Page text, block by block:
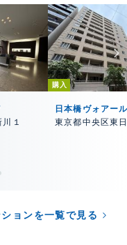
１
購入
日本橋ヴォアー
東京都中央区東
ョンを一覧で見る